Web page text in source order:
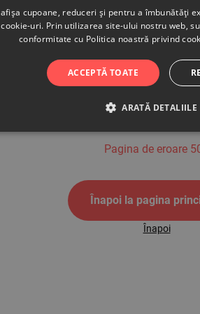
Pagina de eroare
Înapoi la pagina
Înapoi
cupoane, reduceri și pentru a îmbunătăți
uri. Prin utilizarea site-ului nostru web,
conformitate cu Politica noastră privind
ACCEPTĂ TOATE
ARATĂ DETALIILE